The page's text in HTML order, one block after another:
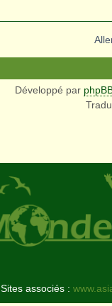
Développé par
Sites associés :